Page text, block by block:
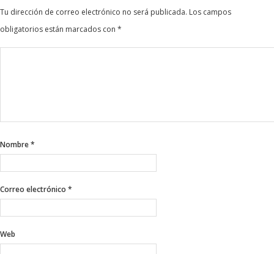
Tu dirección de correo electrónico no será publicada. Los campos
obligatorios están marcados con *
Nombre*
Correo electrónico *
Web